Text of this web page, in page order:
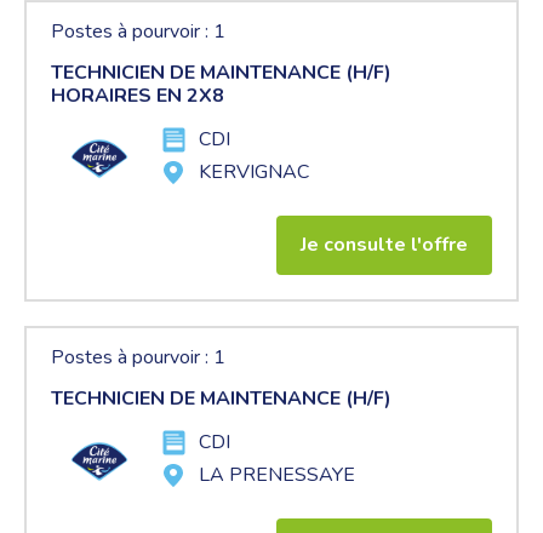
Postes à pourvoir : 1
TECHNICIEN DE MAINTENANCE (H/F)
HORAIRES EN 2X8
CDI
KERVIGNAC
Je consulte l'offre
Postes à pourvoir : 1
TECHNICIEN DE MAINTENANCE (H/F)
CDI
LA PRENESSAYE